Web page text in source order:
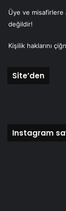
Üye ve misafirlere
değildir!
Kişilik haklarını
Site’den
Instagram